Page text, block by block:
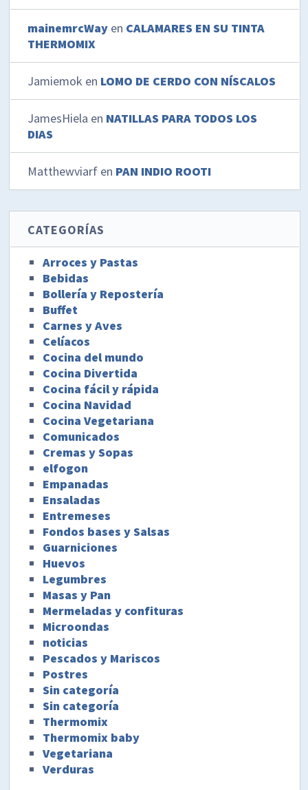
mainemrcWay en CALAMARES EN SU TINTA
THERMOMIX
Jamiemok en LOMO DE CERDO CON NÍSCALOS
JamesHiela en NATILLAS PARA TODOS LOS
DIAS
Matthewviarf en PAN INDIO ROOTI
CATEGORÍAS
Arroces y Pastas
Bebidas
Bollería y Repostería
Buffet
Carnes y Aves
Celíacos
Cocina del mundo
Cocina Divertida
Cocina fácil y rápida
Cocina Navidad
Cocina Vegetariana
Comunicados
Cremas y Sopas
elfogon
Empanadas
Ensaladas
Entremeses
Fondos bases y Salsas
Guarniciones
Huevos
Legumbres
Masas y Pan
Mermeladas y confituras
Microondas
noticias
Pescados y Mariscos
Postres
Sin categoría
Sin categoría
Thermomix
Thermomix baby
Vegetariana
Verduras